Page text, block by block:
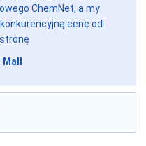
ChemNet, a my
cenę od